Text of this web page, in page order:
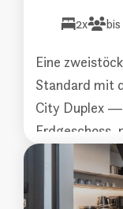
2x
Eine
Standard mit
City Duplex —
Erdgeschoss,
Etage tiefer
dazwischen.